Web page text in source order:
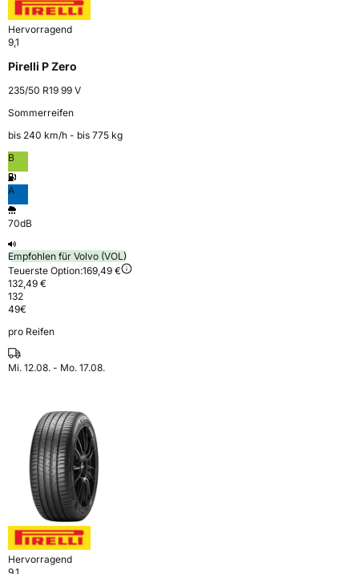
Hervorragend
9,1
Pirelli P Zero
235/50 R19 99 V
Sommerreifen
bis 240 km⁠/⁠h - bis 775 kg
B
A
70dB
Empfohlen für Volvo (VOL)
Teuerste Option:169,49 €
132,49 €
132
49€
pro Reifen
Mi. 12.08. - Mo. 17.08.
Hervorragend